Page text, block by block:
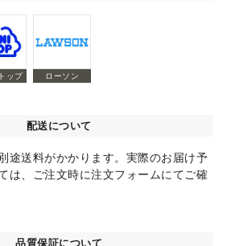
ップ ローソン
配送について
途送料がかかります。実際のお届け予
は、ご注文時に注文フォームにてご確
品質保証について